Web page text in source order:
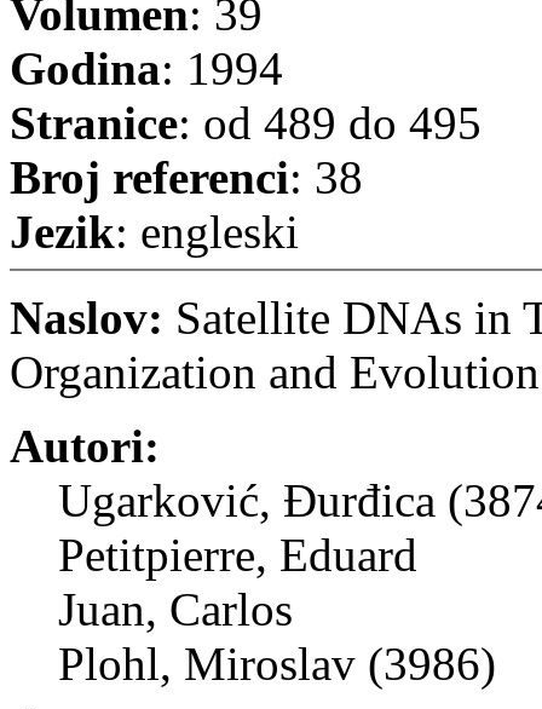
Volumen: 39
Godina: 1994
Stranice: od 489 do 495
Broj referenci: 38
Jezik: engleski
Naslov: Satellite DNAs in
Organization and Evolution
Autori:
Ugarković, Đurđica
Petitpierre, Eduard
Juan, Carlos
Plohl, Miroslav (3986)